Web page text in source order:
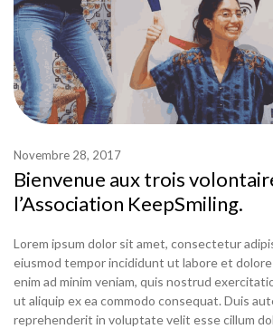
Novembre 28, 2017
Bienvenue aux trois
l’Association KeepSmiling.
Lorem ipsum dolor sit amet, consectetur
eiusmod tempor incididunt ut labore et dolore
enim ad minim veniam, quis nostrud
ut aliquip ex ea commodo consequat. Duis
reprehenderit in voluptate velit esse cillum